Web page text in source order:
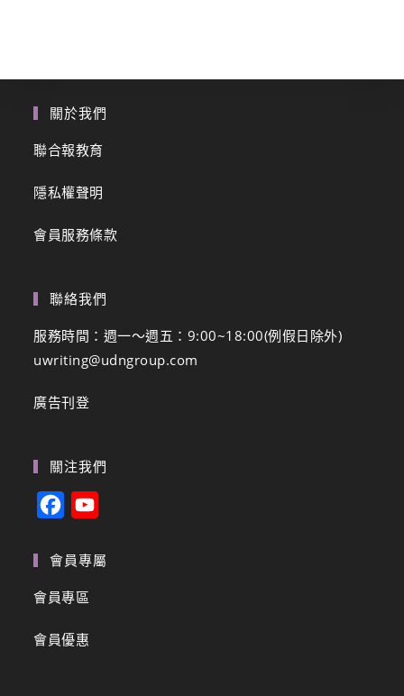
關於我們
聯合報教育
隱私權聲明
會員服務條款
聯絡我們
服務時間：週一～週五：9:00~18:00(例假日除外)
uwriting@udngroup.com
廣告刊登
關注我們
c
e
o
u
會員專屬
會員專區
會員優惠